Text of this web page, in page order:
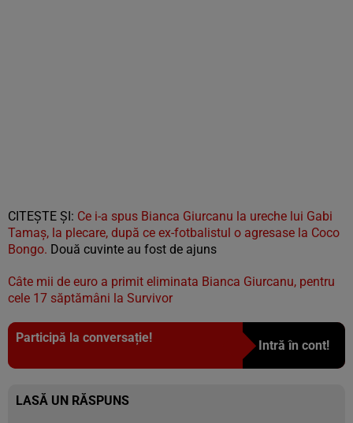
CITEȘTE ȘI: Ce i-a spus Bianca Giurcanu la ureche lui Gabi
Tamaș, la plecare, după ce ex-fotbalistul o agresase la Coco
Bongo. Două cuvinte au fost de ajuns
Câte mii de euro a primit eliminata Bianca Giurcanu, pentru
cele 17 săptămâni la Survivor
Participă la conversație!
Intră în cont!
LASĂ UN RĂSPUNS